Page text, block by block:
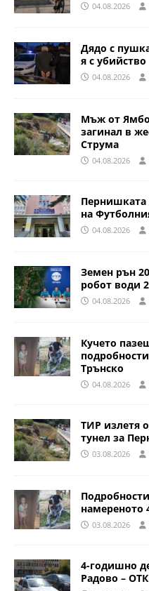
04.08.2026
Дядо с
я с убийство
04.08.2026
Мъж от
загинал в
Струма
04.08.2026
Пернишката
на
04.08.2026
Земен рън
робот води
04.08.2026
Кучето
Трънско
04.08.2026
ТИР излетя
тунел за
03.08.2026
03.08.2026
4-годишно
Радово –